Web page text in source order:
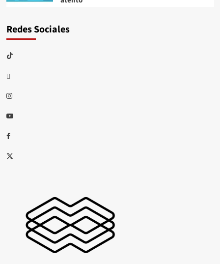
Redes Sociales
TikTok
threads
Instagram
Youtube
Facebook
X